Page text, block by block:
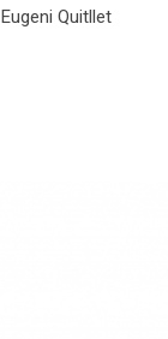
Quitllet